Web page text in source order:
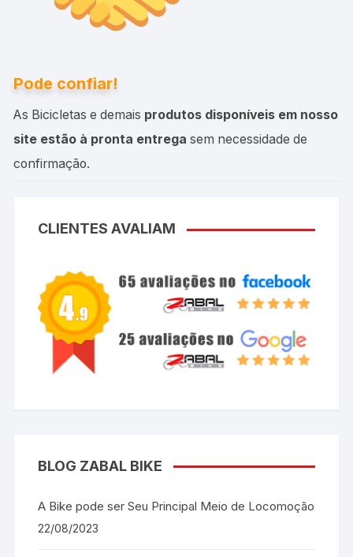
Pode confiar!
As Bicicletas e demais produtos disponíveis em nosso
site estão à pronta entrega sem necessidade de
confirmação.
CLIENTES AVALIAM
BLOG ZABAL BIKE
A Bike pode ser Seu Principal Meio de Locomoção
22/08/2023